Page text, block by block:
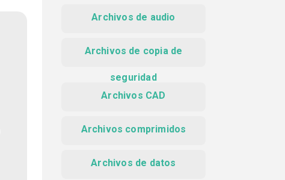
Archivos de audio
Archivos de copia de
seguridad
Archivos CAD
Archivos comprimidos
Archivos de datos